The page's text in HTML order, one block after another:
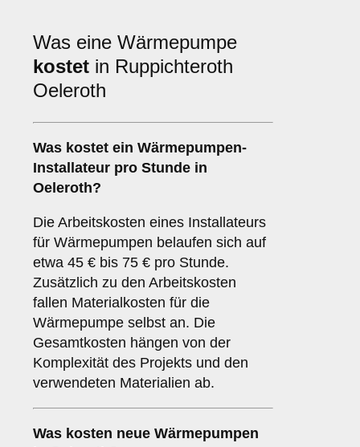
Was eine Wärmepumpe
kostet in Ruppichteroth
Oeleroth
Was kostet ein Wärmepumpen-
Installateur pro Stunde in
Oeleroth?
Die Arbeitskosten eines Installateurs
für Wärmepumpen belaufen sich auf
etwa 45 € bis 75 € pro Stunde.
Zusätzlich zu den Arbeitskosten
fallen Materialkosten für die
Wärmepumpe selbst an. Die
Gesamtkosten hängen von der
Komplexität des Projekts und den
verwendeten Materialien ab.
Was kosten neue Wärmepumpen